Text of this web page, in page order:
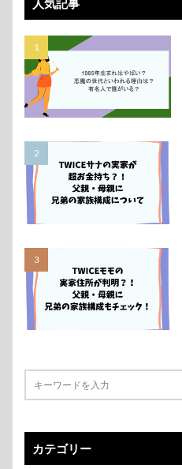
人気記事
カテゴリー